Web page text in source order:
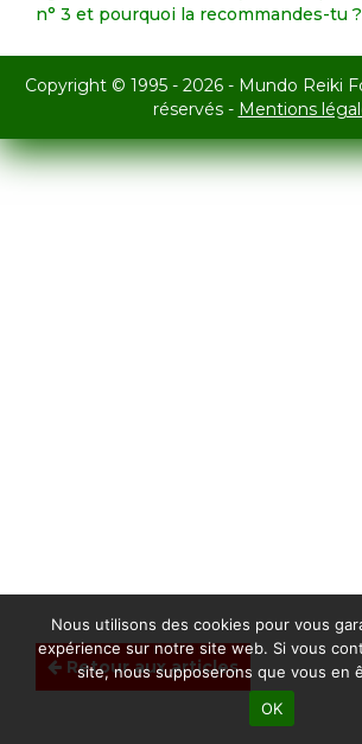
Retour aux articles
n° 3 et pourquoi la recommandes-tu ?
Copyright © 1995 - 2026 - Mundo Reiki
réservés - Mentions
Nous utilisons des cookies pour vous
expérience sur notre site web. Si vous
site, nous supposerons que vous en
OK